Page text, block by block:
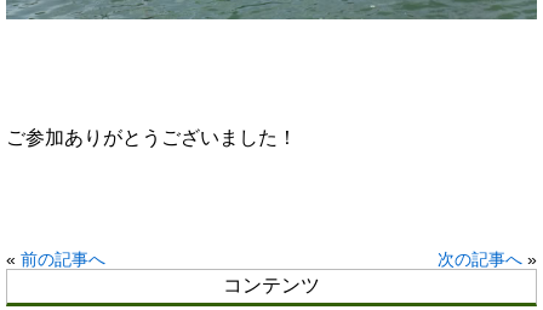
ご参加ありがとうございました！
« 前の記事へ 次の記事へ »
コンテンツ